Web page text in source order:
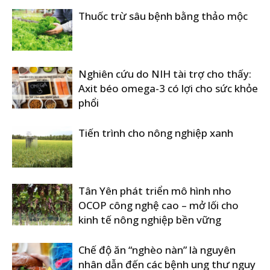
Thuốc trừ sâu bệnh bằng thảo mộc
Nghiên cứu do NIH tài trợ cho thấy:
Axit béo omega-3 có lợi cho sức khỏe
phổi
Tiến trình cho nông nghiệp xanh
Tân Yên phát triển mô hình nho
OCOP công nghệ cao – mở lối cho
kinh tế nông nghiệp bền vững
Chế độ ăn “nghèo nàn” là nguyên
nhân dẫn đến các bệnh ung thư nguy